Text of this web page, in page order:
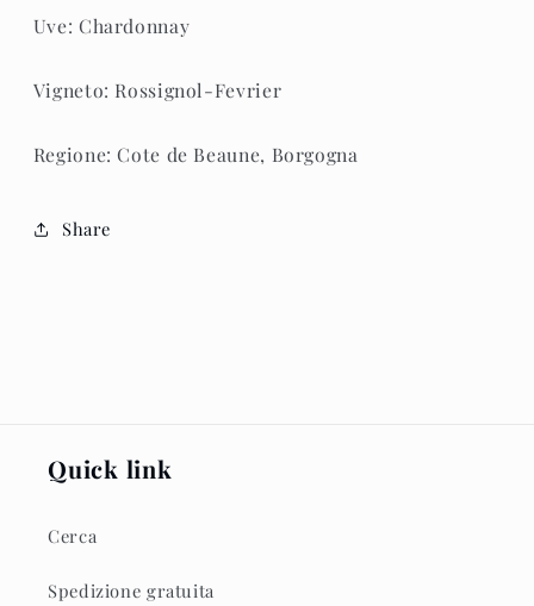
Uve: Chardonnay
Vigneto: Rossignol-Fevrier
Regione: Cote de Beaune, Borgogna
Share
Quick link
Cerca
Spedizione gratuita